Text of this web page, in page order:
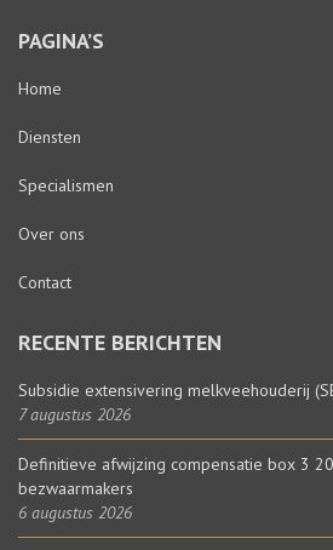
PAGINA’S
Home
Diensten
Specialismen
Over ons
Contact
RECENTE BERICHTEN
Subsidie extensivering melkveehouderij
7 augustus 2026
Definitieve afwijzing compensatie box 3
bezwaarmakers
6 augustus 2026